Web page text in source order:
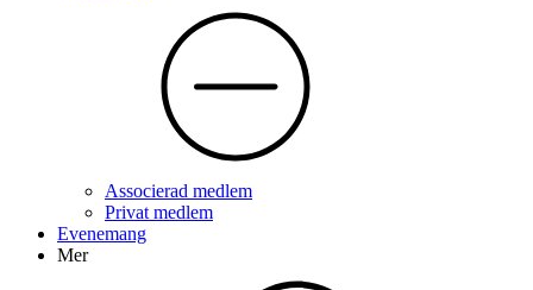
Associerad medlem
Privat medlem
Evenemang
Mer